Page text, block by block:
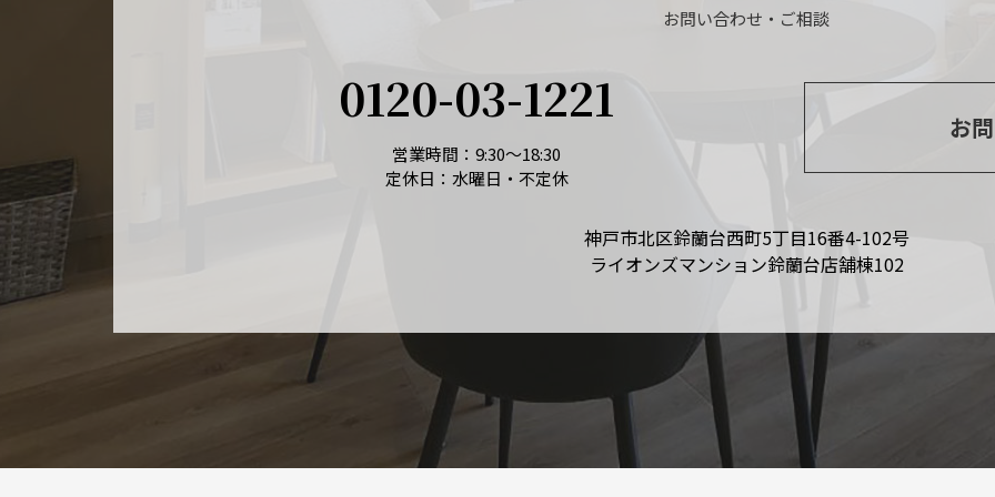
お問い合わせ・ご相談
0120-03-1221
営業時間：9:30～18:30
定休日：水曜日・不定休
お
神戸市北区鈴蘭台西町5丁目16番4-102号
ライオンズマンション鈴蘭台店舗棟102